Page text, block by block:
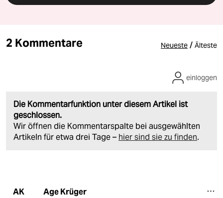
2 Kommentare Neueste / Älteste
Die Kommentarfunktion unter diesem Artikel ist
geschlossen.
Wir öffnen die Kommentarspalte bei ausgewählten
Artikeln für etwa drei Tage – hier sind sie zu finden.
einloggen
AK Age Krüger